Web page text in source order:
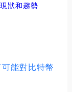
狀和趨勢
能對比特幣